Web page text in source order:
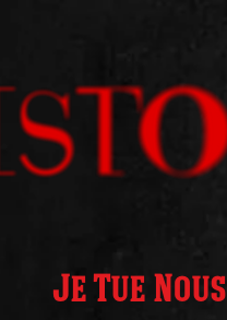
Je Tue Nous